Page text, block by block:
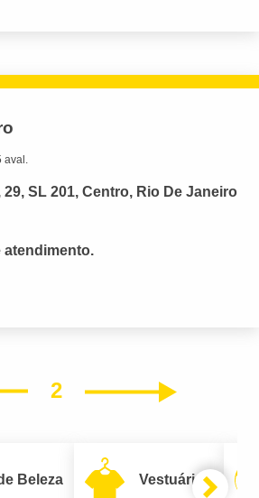
aval.
SL 201, Centro, Rio De Janeiro
atendimento.
2
Beleza Vestuário